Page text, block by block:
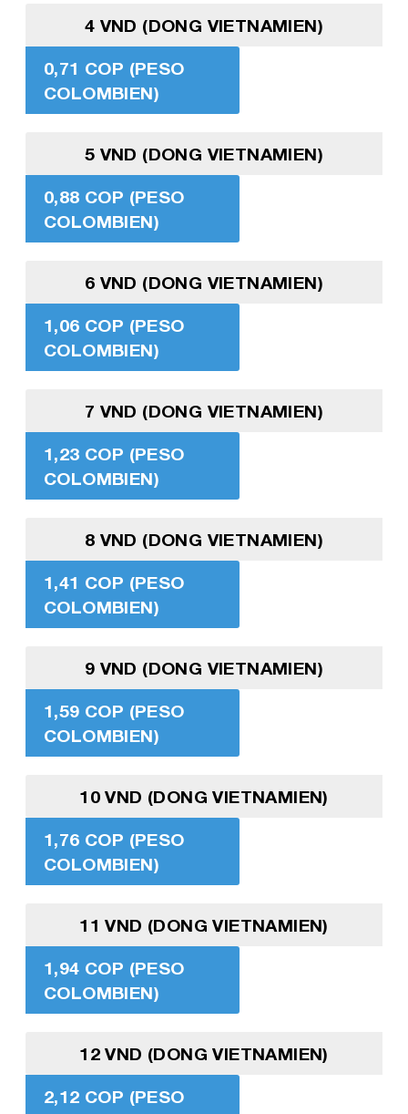
4 VND (DONG VIETNAMIEN)
0,71 COP (PESO
COLOMBIEN)
5 VND (DONG VIETNAMIEN)
0,88 COP (PESO
COLOMBIEN)
6 VND (DONG VIETNAMIEN)
1,06 COP (PESO
COLOMBIEN)
7 VND (DONG VIETNAMIEN)
1,23 COP (PESO
COLOMBIEN)
8 VND (DONG VIETNAMIEN)
1,41 COP (PESO
COLOMBIEN)
9 VND (DONG VIETNAMIEN)
1,59 COP (PESO
COLOMBIEN)
10 VND (DONG VIETNAMIEN)
1,76 COP (PESO
COLOMBIEN)
11 VND (DONG VIETNAMIEN)
1,94 COP (PESO
COLOMBIEN)
12 VND (DONG VIETNAMIEN)
2,12 COP (PESO